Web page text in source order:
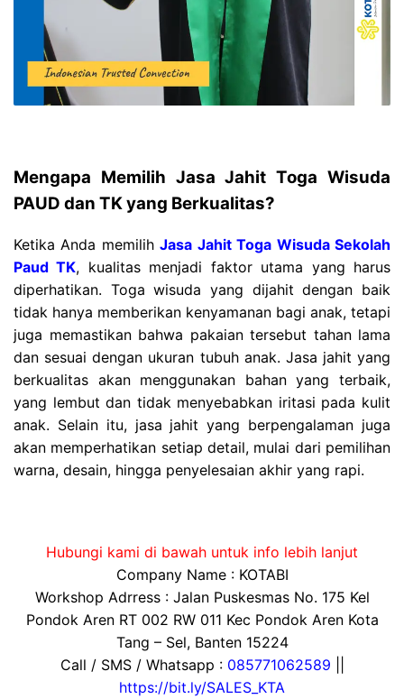
Mengapa Memilih Jasa Jahit Toga Wisuda
PAUD dan TK yang Berkualitas?
Ketika Anda memilihJasa Jahit Toga Wisuda Sekolah
Paud TK, kualitas menjadi faktor utama yang harus
diperhatikan. Toga wisuda yang dijahit dengan baik
tidak hanya memberikan kenyamanan bagi anak, tetapi
juga memastikan bahwa pakaian tersebut tahan lama
dan sesuai dengan ukuran tubuh anak. Jasa jahit yang
berkualitas akan menggunakan bahan yang terbaik,
yang lembut dan tidak menyebabkan iritasi pada kulit
anak. Selain itu, jasa jahit yang berpengalaman juga
akan memperhatikan setiap detail, mulai dari pemilihan
warna, desain, hingga penyelesaian akhir yang rapi.
Hubungi kami di bawah untuk info lebih lanjut
Company Name : KOTABI
Workshop Adrress : Jalan Puskesmas No. 175 Kel
Pondok Aren RT 002 RW 011 Kec Pondok Aren Kota
Tang – Sel, Banten 15224
Call / SMS / Whatsapp : 085771062589
https://bit.ly/SALES_KTA